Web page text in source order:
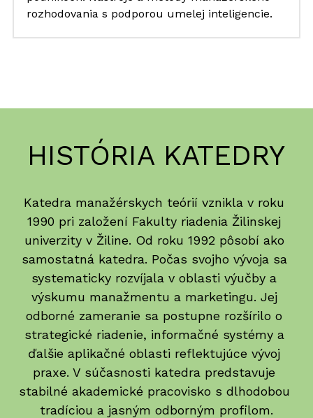
rozhodovania s podporou umelej inteligencie.
HISTÓRIA KATEDRY
Katedra manažérskych teórií vznikla v roku
1990 pri založení Fakulty riadenia Žilinskej
univerzity v Žiline. Od roku 1992 pôsobí ako
samostatná katedra. Počas svojho vývoja sa
systematicky rozvíjala v oblasti výučby a
výskumu manažmentu a marketingu. Jej
odborné zameranie sa postupne rozšírilo o
strategické riadenie, informačné systémy a
ďalšie aplikačné oblasti reflektujúce vývoj
praxe. V súčasnosti katedra predstavuje
stabilné akademické pracovisko s dlhodobou
tradíciou a jasným odborným profilom.